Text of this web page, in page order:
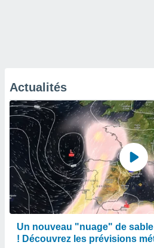
Actualités
Un nouveau "nuage" de
! Découvrez les prévisions